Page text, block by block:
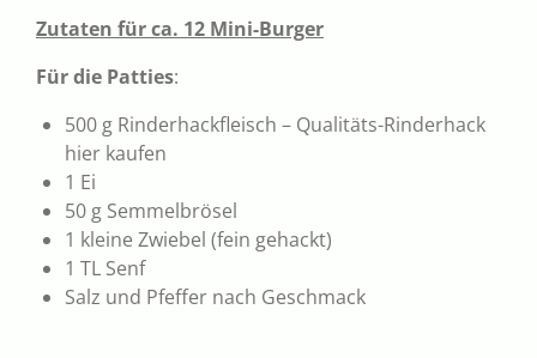
Zutaten für ca. 12 Mini-Burger
Für die Patties:
500 g Rinderhackfleisch – Qualitäts-Rinderhack
hier kaufen
1 Ei
50 g Semmelbrösel
1 kleine Zwiebel (fein gehackt)
1 TL Senf
Salz und Pfeffer nach Geschmack